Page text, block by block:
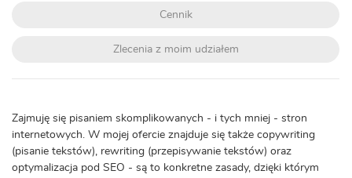
Cennik
Zlecenia z moim udziałem
Zajmuję się pisaniem skomplikowanych - i tych mniej - stron
internetowych. W mojej ofercie znajduje się także copywriting
(pisanie tekstów), rewriting (przepisywanie tekstów) oraz
optymalizacja pod SEO - są to konkretne zasady, dzięki którym